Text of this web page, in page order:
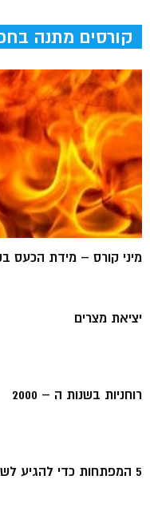
קורסים מתנה
מיני קורס – מידת הכעס
יציאת מצרים
רוחניות בשנות ה – 2000
5 המפתחות כדי להגיע לשלמות